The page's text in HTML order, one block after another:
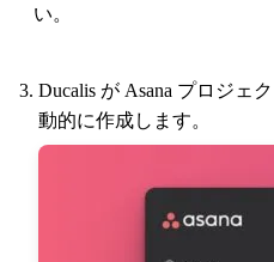
い。
Ducalis が Asana プロジェ
動的に作成します。